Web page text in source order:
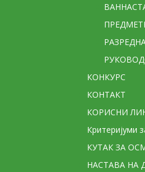
КОНКУРС
КОНТАКТ
КОРИСНИ
Критеријуми
КУТАК ЗА
НАСТАВА НА